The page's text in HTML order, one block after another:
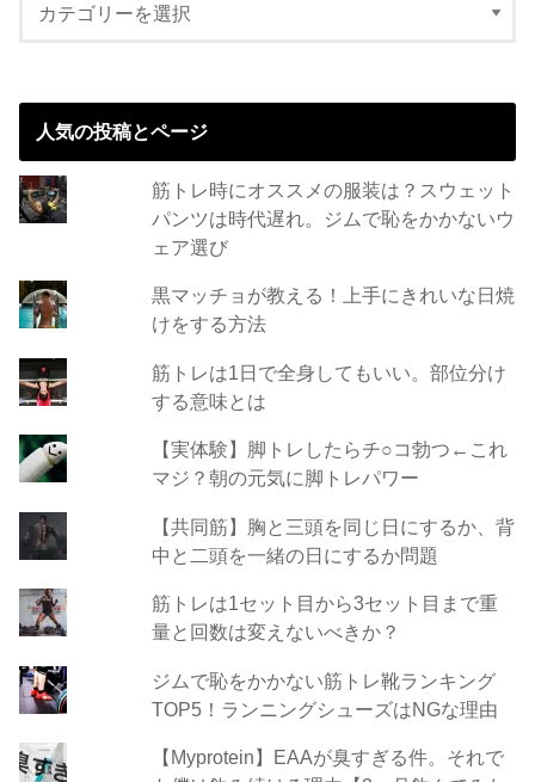
人気の投稿とページ
筋トレ時にオススメの服装は？スウェット
パンツは時代遅れ。ジムで恥をかかないウ
ェア選び
黒マッチョが教える！上手にきれいな日焼
けをする方法
筋トレは1日で全身してもいい。部位分け
する意味とは
【実体験】脚トレしたらチ○コ勃つ←これ
マジ？朝の元気に脚トレパワー
【共同筋】胸と三頭を同じ日にするか、背
中と二頭を一緒の日にするか問題
筋トレは1セット目から3セット目まで重
量と回数は変えないべきか？
ジムで恥をかかない筋トレ靴ランキング
TOP5！ランニングシューズはNGな理由
【Myprotein】EAAが臭すぎる件。それで